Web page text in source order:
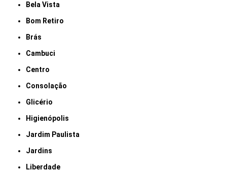
Bela Vista
Bom Retiro
Brás
Cambuci
Centro
Consolação
Glicério
Higienópolis
Jardim Paulista
Jardins
Liberdade